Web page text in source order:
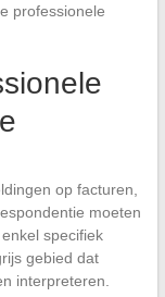
professionele
op facturen,
moeten
specifiek
gebied dat
interpreteren.